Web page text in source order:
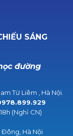
SÁNG
đường
Từ Liêm , Hà Nội.
(Nghỉ CN)
Đông, Hà Nội